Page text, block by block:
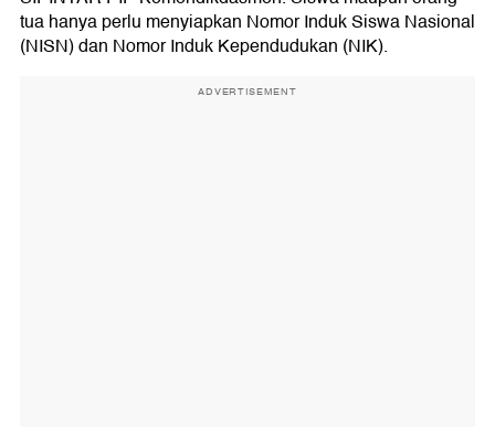
tua hanya perlu menyiapkan Nomor Induk Siswa Nasional
(NISN) dan Nomor Induk Kependudukan (NIK).
ADVERTISEMENT